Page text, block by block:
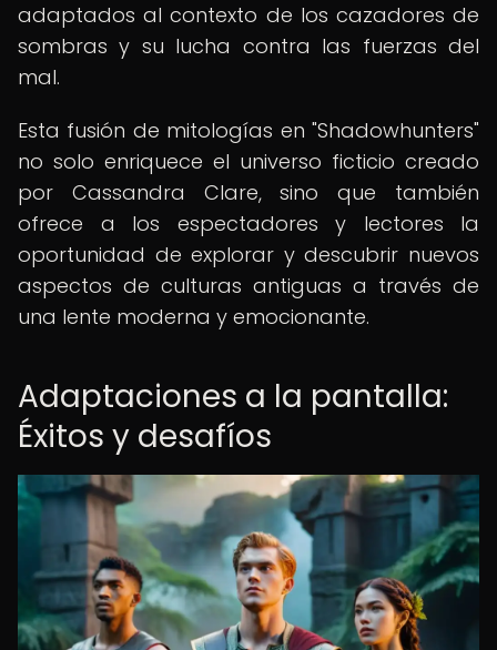
adaptados al contexto de los cazadores de
sombras y su lucha contra las fuerzas del
mal.
Esta fusión de mitologías en "Shadowhunters"
no solo enriquece el universo ficticio creado
por Cassandra Clare, sino que también
ofrece a los espectadores y lectores la
oportunidad de explorar y descubrir nuevos
aspectos de culturas antiguas a través de
una lente moderna y emocionante.
Adaptaciones a la pantalla:
Éxitos y desafíos